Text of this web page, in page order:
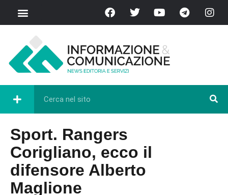
Sport. Rangers
Corigliano, ecco il
difensore Alberto
Maglione